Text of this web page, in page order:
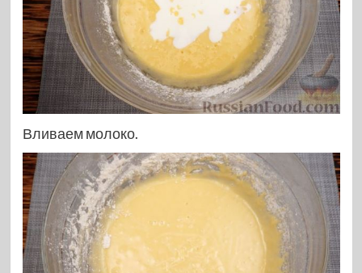
Вливаем молоко.